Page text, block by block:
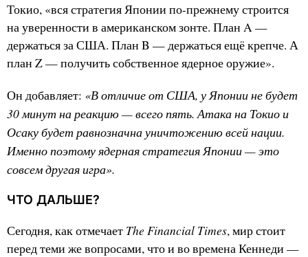
Токио, «вся стратегия Японии по-прежнему строится
на уверенности в американском зонте. План A —
держаться за США. План B — держаться ещё крепче. А
план Z — получить собственное ядерное оружие».
Он добавляет: «В отличие от США, у Японии не будет
30 минут на реакцию — всего пять. Атака на Токио и
Осаку будет равнозначна уничтожению всей нации.
Именно поэтому ядерная стратегия Японии — это
совсем другая игра».
ЧТО ДАЛЬШЕ?
Сегодня, как отмечает The Financial Times, мир стоит
перед теми же вопросами, что и во времена Кеннеди —